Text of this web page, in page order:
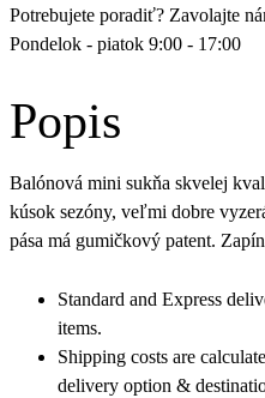
Potrebujete poradiť? Zavolajte
Pondelok - piatok 9:00 - 17:00
Popis
Balónová mini sukňa skvelej
kúsok sezóny, veľmi dobre
pása má gumičkový patent.
Standard and Express
items.
Shipping costs are
delivery option &